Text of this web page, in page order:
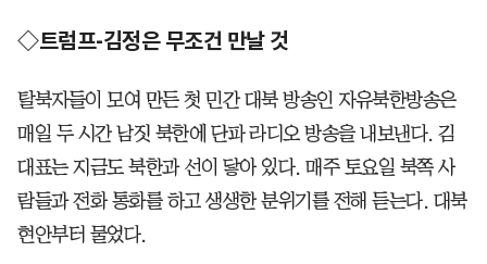
◇트럼프-김정은 무조건 만날 것
탈북자들이 모여 만든 첫 민간 대북 방송인 자유북한방송은
매일 두 시간 남짓 북한에 단파 라디오 방송을 내보낸다. 김
대표는 지금도 북한과 선이 닿아 있다. 매주 토요일 북쪽 사
람들과 전화 통화를 하고 생생한 분위기를 전해 듣는다. 대북
현안부터 물었다.